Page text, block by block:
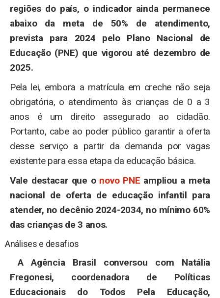
regiões do país, o indicador ainda permanece
abaixo da meta de 50% de atendimento,
prevista para 2024 pelo Plano Nacional de
Educação (PNE) que vigorou até dezembro de
2025.
Pela lei, embora a matrícula em creche não seja
obrigatória, o atendimento às crianças de 0 a 3
anos é um direito assegurado ao cidadão.
Portanto, cabe ao poder público garantir a oferta
desse serviço a partir da demanda por vagas
existente para essa etapa da educação básica.
Vale destacar que o novo PNE ampliou a meta
nacional de oferta de educação infantil para
atender, no decênio 2024-2034, no mínimo 60%
das crianças de 3 anos.
Análises e desafios
A Agência Brasil conversou com Natália
Fregonesi, coordenadora de Políticas
Educacionais do Todos Pela Educação,